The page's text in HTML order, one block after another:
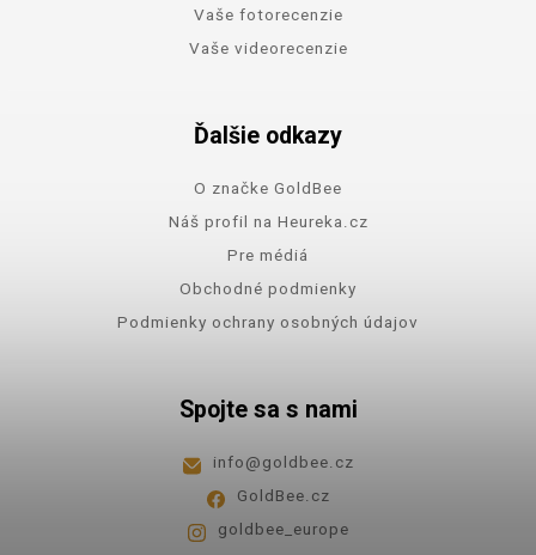
Vaše fotorecenzie
Vaše videorecenzie
Ďalšie odkazy
O značke GoldBee
Náš profil na Heureka.cz
Pre médiá
Obchodné podmienky
Podmienky ochrany osobných údajov
Spojte sa s nami
info@goldbee.cz
GoldBee.cz
goldbee_europe